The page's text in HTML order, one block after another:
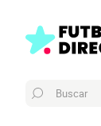
Buscar